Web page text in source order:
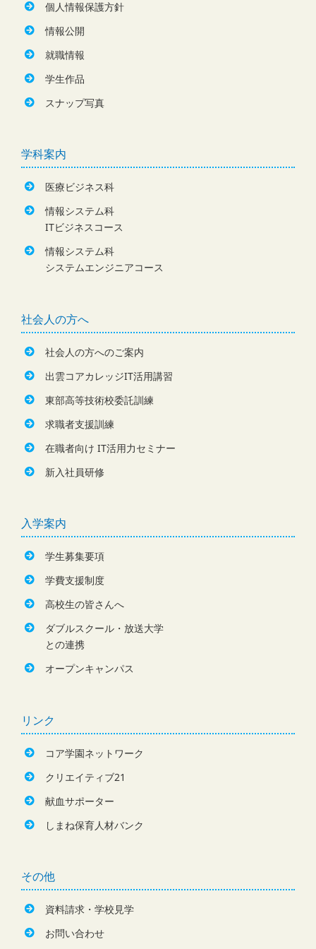
個人情報保護方針
情報公開
就職情報
学生作品
スナップ写真
学科案内
医療ビジネス科
情報システム科
ITビジネスコース
情報システム科
システムエンジニアコース
社会人の方へ
社会人の方へのご案内
出雲コアカレッジIT活用講習
東部高等技術校委託訓練
求職者支援訓練
在職者向け IT活用力セミナー
新入社員研修
入学案内
学生募集要項
学費支援制度
高校生の皆さんへ
ダブルスクール・放送大学
との連携
オープンキャンパス
リンク
コア学園ネットワーク
クリエイティブ21
献血サポーター
しまね保育人材バンク
その他
資料請求・学校見学
お問い合わせ